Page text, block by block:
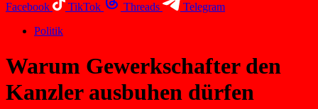
Facebook
TikTok Threads
Telegram
Politik
Warum Gewerkschafter den
Kanzler ausbuhen dürfen